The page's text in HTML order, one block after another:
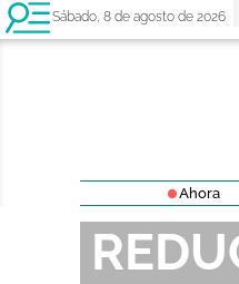
Sábado, 8 de agosto de 2026
Ahora